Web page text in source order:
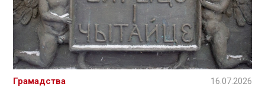
Грамадства 16.07.2026